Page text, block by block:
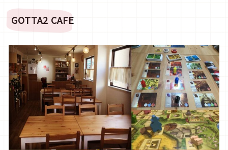
GOTTA2 CAFE